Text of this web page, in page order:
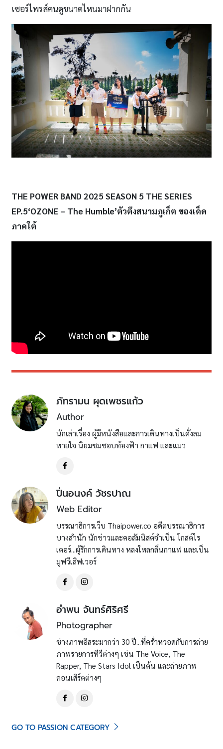
เซอร์ไพรส์คนดูขนาดไหนมาฝากกัน
THE POWER BAND 2025 SEASON 5 THE SERIES
EP.5‘OZONE – The Humble’ตัวตึงสนามภูเก็ต ของเด็ด
ภาคใต้
ภัทรามน ผุดเพชรแก้ว
Author
นักเล่าเรื่อง ผู้มีหนังสือและการเดินทางเป็นดั่งลม
หายใจ นิยมชมชอบท้องฟ้า กาแฟ และแมว
ปิ่นอนงค์ วัชรปาณ
Web Editor
บรรณาธิการเว็บ Thaipower.co อดีตบรรณาธิการ
บางสำนัก นักข่าวและคอลัมนิสต์จำเป็น โกสต์ไร
เตอร์...ผู้รักการเดินทาง หลงใหลกลิ่นกาแฟ และเป็น
มูฟวีเลิฟเวอร์
อำพน จันทร์ศิริศรี
Photographer
ช่างภาพอิสระมากว่า 30 ปี...ที่คร่ำหวอดกับการถ่าย
ภาพรายการทีวีต่างๆ เช่น The Voice, The
Rapper, The Stars Idol เป็นต้น และถ่ายภาพ
คอนเสิร์ตต่างๆ
GO TO PASSION CATEGORY